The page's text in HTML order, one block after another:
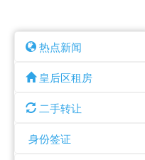
热点新闻
皇后区租房
二手转让
身份签证